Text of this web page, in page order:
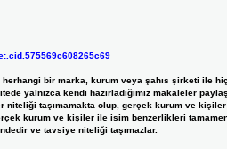
herhangi bir marka, kurum veya şahıs şirketi ile
yalnızca kendi hazırladığımız makaleler
niteliği taşımamakta olup, gerçek kurum ve kişiler
kurum ve kişiler ile isim benzerlikleri
ve tavsiye niteliği taşımazlar.